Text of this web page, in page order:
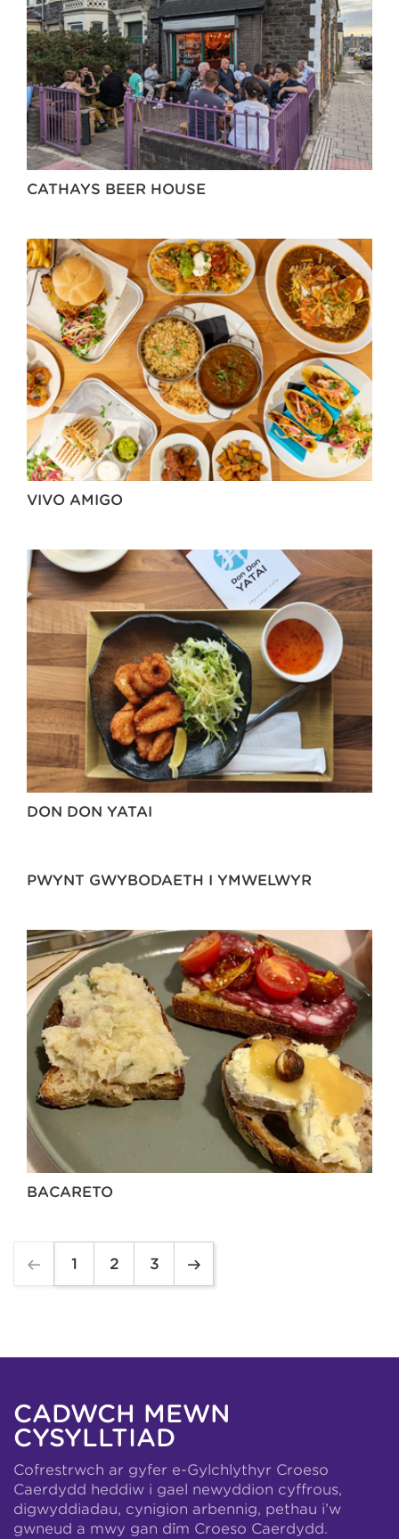
CATHAYS BEER HOUSE
VIVO AMIGO
DON DON YATAI
PWYNT GWYBODAETH I YMWELWYR
BACARETO
1 2 3
CADWCH MEWN
CYSYLLTIAD
Cofrestrwch ar gyfer e-Gylchlythyr Croeso
Caerdydd heddiw i gael newyddion cyffrous,
digwyddiadau, cynigion arbennig, pethau i’w
gwneud a mwy gan dîm Croeso Caerdydd.